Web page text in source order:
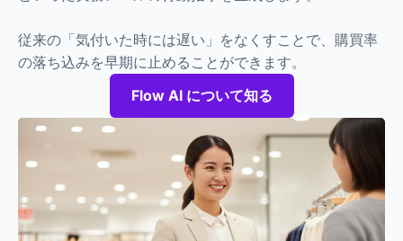
従来の「気付いた時には遅い」をなくすことで、購買率
の落ち込みを早期に止めることができます。
Flow AI について知る